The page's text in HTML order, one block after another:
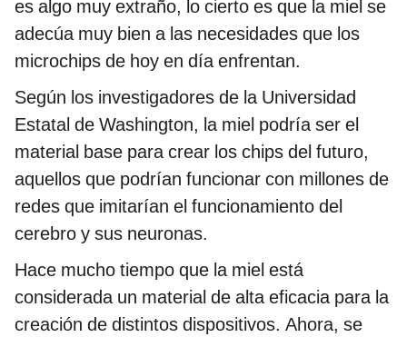
es algo muy extraño, lo cierto es que la miel se
adecúa muy bien a las necesidades que los
microchips de hoy en día enfrentan.
Según los investigadores de la Universidad
Estatal de Washington, la miel podría ser el
material base para crear los chips del futuro,
aquellos que podrían funcionar con millones de
redes que imitarían el funcionamiento del
cerebro y sus neuronas.
Hace mucho tiempo que la miel está
considerada un material de alta eficacia para la
creación de distintos dispositivos. Ahora, se